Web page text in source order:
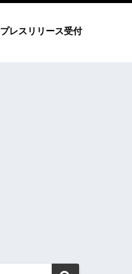
プレスリリース受付